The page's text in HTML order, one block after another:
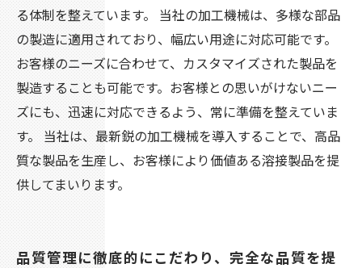
る体制を整えています。 当社の加工機械は、多様な部品
の製造に適用されており、幅広い用途に対応可能です。
お客様のニーズに合わせて、カスタマイズされた製品を
製造することも可能です。お客様との思いがけないニー
ズにも、迅速に対応できるよう、常に準備を整えていま
す。 当社は、最新鋭の加工機械を導入することで、高品
質な製品を生産し、お客様により価値ある溶接製品を提
供してまいります。
品質管理に徹底的にこだわり、完全な品質を提